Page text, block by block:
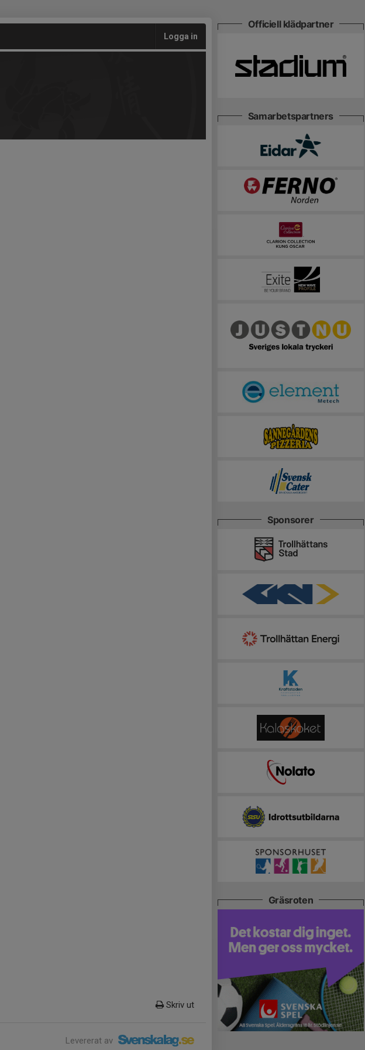
Logga in
Skriv ut
Levererat av
Officiell klädpartner
Samarbetspartners
Sponsorer
Gräsroten